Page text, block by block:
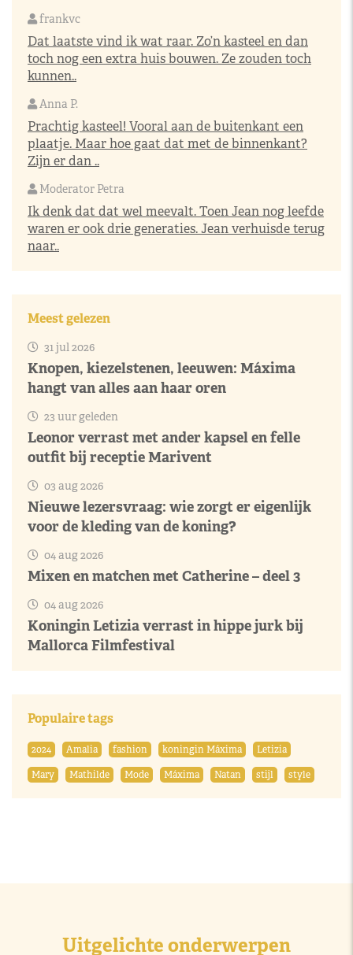
frankvc
Dat laatste vind ik wat raar. Zo’n kasteel en dan
toch nog een extra huis bouwen. Ze zouden toch
kunnen..
Anna P.
Prachtig kasteel! Vooral aan de buitenkant een
plaatje. Maar hoe gaat dat met de binnenkant?
Zijn er dan ..
Moderator Petra
Ik denk dat dat wel meevalt. Toen Jean nog leefde
waren er ook drie generaties. Jean verhuisde terug
naar..
Meest gelezen
31 jul 2026
Knopen, kiezelstenen, leeuwen: Máxima
hangt van alles aan haar oren
23 uur geleden
Leonor verrast met ander kapsel en felle
outfit bij receptie Marivent
03 aug 2026
Nieuwe lezersvraag: wie zorgt er eigenlijk
voor de kleding van de koning?
04 aug 2026
Mixen en matchen met Catherine – deel 3
04 aug 2026
Koningin Letizia verrast in hippe jurk bij
Mallorca Filmfestival
Populaire tags
2024 Amalia fashion koningin Máxima
Letizia
Mary
Mathilde Mode Máxima Natan stijl style
Uitgelichte onderwerpen